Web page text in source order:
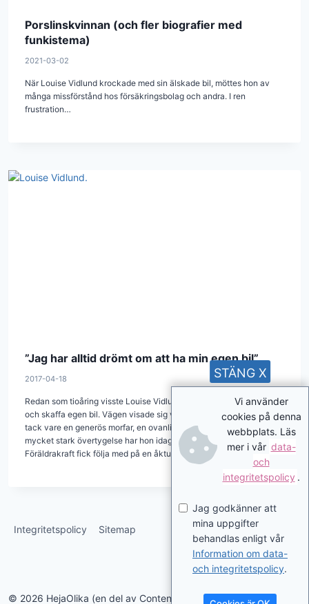
Porslinskvinnan (och fler biografier med
funkistema)
2021-03-02
När Louise Vidlund krockade med sin älskade bil, möttes hon av
många missförstånd hos försäkringsbolag och andra. I ren
frustration…
”Jag har alltid drömt om att ha min egen bil”
2017-04-18
Redan som tioåring visste Louise Vidlund, 26, att hon ville ta körkort
och skaffa egen bil. Vägen visade sig vara lång och snårig, men
tack vare en generös morfar, en ovanlig bilanpassning och en
mycket stark övertygelse har hon idag övervunnit alla hinder.
Föräldrakraft fick följa med på en åktur.
Integritetspolicy Sitemap
© 2026 HejaOlika (en del av Contentverkstan.se)
Vi använder
cookies på denna
webbplats. Läs
mer i vår data-
och
integritetspolicy .
Jag godkänner att
mina uppgifter
behandlas enligt vår
Information om data-
och integritetspolicy.
STÄNG X